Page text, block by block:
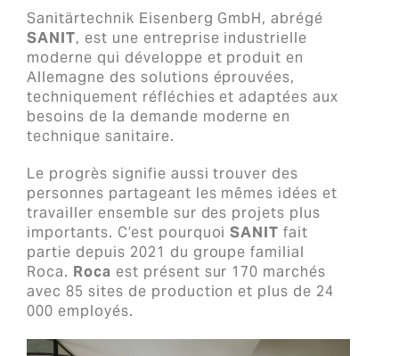
Sanitärtechnik Eisenberg GmbH, abrégé
SANIT, est une entreprise industrielle
moderne qui développe et produit en
Allemagne des solutions éprouvées,
techniquement réfléchies et adaptées aux
besoins de la demande moderne en
technique sanitaire.
Le progrès signifie aussi trouver des
personnes partageant les mêmes idées et
travailler ensemble sur des projets plus
importants. C’est pourquoiSANIT fait
partie depuis 2021 du groupe familial
Roca. Roca est présent sur 170 marchés
avec 85 sites de production et plus de 24
000 employés.